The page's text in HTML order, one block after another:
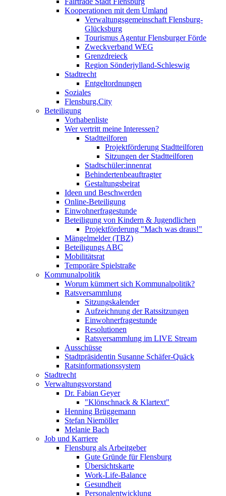
Kooperationen mit dem Umland
Verwaltungsgemeinschaft Flensburg-
Glücksburg
Tourismus Agentur Flensburger Förde
Zweckverband WEG
Grenzdreieck
Region Sönderjylland-Schleswig
Stadtrecht
Entgeltordnungen
Soziales
Flensburg.City
Beteiligung
Vorhabenliste
Wer vertritt meine Interessen?
Stadtteilforen
Projektförderung Stadtteilforen
Sitzungen der Stadtteilforen
Stadtschüler:innenrat
Behindertenbeauftragter
Gestaltungsbeirat
Ideen und Beschwerden
Online-Beteiligung
Einwohnerfragestunde
Beteiligung von Kindern & Jugendlichen
Projektförderung "Mach was draus!"
Mängelmelder (TBZ)
Beteiligungs ABC
Mobilitätsrat
Temporäre Spielstraße
Kommunalpolitik
Worum kümmert sich Kommunalpolitik?
Ratsversammlung
Sitzungskalender
Aufzeichnung der Ratssitzungen
Einwohnerfragestunde
Resolutionen
Ratsversammlung im LIVE Stream
Ausschüsse
Stadtpräsidentin Susanne Schäfer-Quäck
Ratsinformationssystem
Stadtrecht
Verwaltungsvorstand
Dr. Fabian Geyer
"Klönschnack & Klartext"
Henning Brüggemann
Stefan Niemöller
Melanie Bach
Job und Karriere
Flensburg als Arbeitgeber
Gute Gründe für Flensburg
Übersichtskarte
Work-Life-Balance
Gesundheit
Personalentwicklung